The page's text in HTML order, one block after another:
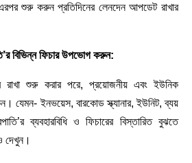
শুরু করুন প্রতিদিনের লেনদেন আপডেট রাখার
বিভিন্ন ফিচার উপভোগ করুন:
রাখা শুরু করার পরে, প্রয়োজনীয় এবং ইউনিক
যেমন- ইনভয়েস, বারকোড স্ক্যানার, ইউনিট, ব্যয়
ব্যবহারবিধি ও ফিচারের বিস্তারিত বুঝতে
দেখুন।